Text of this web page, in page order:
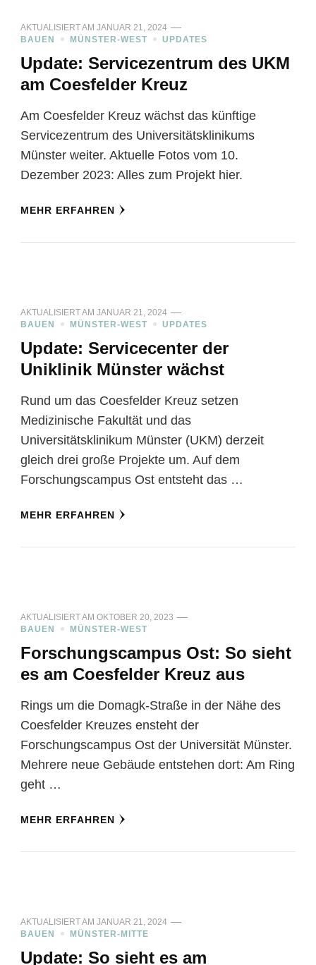
AKTUALISIERT AM JANUAR 21, 2024
BAUEN
MÜNSTER-WEST UPDATES
Update: Servicezentrum des UKM
am Coesfelder Kreuz
Am Coesfelder Kreuz wächst das künftige
Servicezentrum des Universitätsklinikums
Münster weiter. Aktuelle Fotos vom 10.
Dezember 2023: Alles zum Projekt hier.
MEHR ERFAHREN
AKTUALISIERT AM JANUAR 21, 2024
BAUEN
MÜNSTER-WEST UPDATES
Update: Servicecenter der
Uniklinik Münster wächst
Rund um das Coesfelder Kreuz setzen
Medizinische Fakultät und das
Universitätsklinikum Münster (UKM) derzeit
gleich drei große Projekte um. Auf dem
Forschungscampus Ost entsteht das …
MEHR ERFAHREN
AKTUALISIERT AM OKTOBER 20, 2023
BAUEN
MÜNSTER-WEST
Forschungscampus Ost: So sieht
es am Coesfelder Kreuz aus
Rings um die Domagk-Straße in der Nähe des
Coesfelder Kreuzes ensteht der
Forschungscampus Ost der Universität Münster.
Mehrere neue Gebäude entstehen dort: Am Ring
geht …
MEHR ERFAHREN
AKTUALISIERT AM JANUAR 21, 2024
BAUEN
MÜNSTER-MITTE
Update: So sieht es am